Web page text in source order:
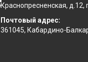
Краснопресненская,
Почтовый адрес:
361045, Кабардино-